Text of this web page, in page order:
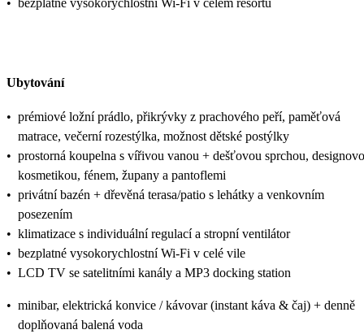
• bezplatné vysokorychlostní Wi-Fi v celém resortu
Ubytování
• prémiové ložní prádlo, přikrývky z prachového peří, paměťová
matrace, večerní rozestýlka, možnost dětské postýlky
• prostorná koupelna s vířivou vanou + dešťovou sprchou,
kosmetikou, fénem, župany a pantoflemi
• privátní bazén + dřevěná terasa/patio s lehátky a venkovním
posezením
• klimatizace s individuální regulací a stropní ventilátor
• bezplatné vysokorychlostní Wi-Fi v celé vile
• LCD TV se satelitními kanály a MP3 docking station
• minibar, elektrická konvice / kávovar (instant káva & čaj) + denně
doplňovaná balená voda